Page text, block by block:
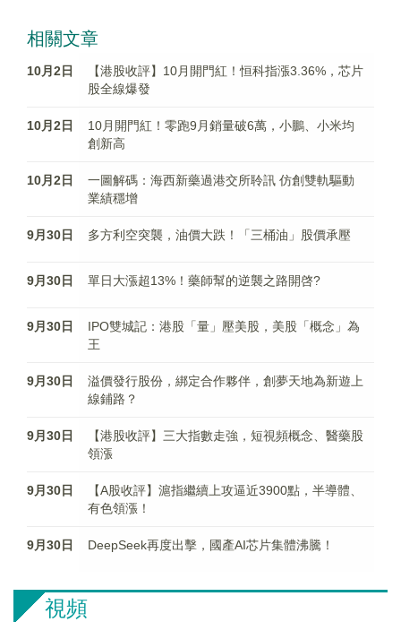
相關文章
10月2日
【港股收評】10月開門紅！恒科指漲3.36%，芯片
股全線爆發
10月2日
10月開門紅！零跑9月銷量破6萬，小鵬、小米均
創新高
10月2日
一圖解碼：海西新藥過港交所聆訊 仿創雙軌驅動
業績穩增
9月30日 多方利空突襲，油價大跌！「三桶油」股價承壓
9月30日 單日大漲超13%！藥師幫的逆襲之路開啓?
9月30日
IPO雙城記：港股「量」壓美股，美股「概念」為
王
9月30日
溢價發行股份，綁定合作夥伴，創夢天地為新遊上
線鋪路？
9月30日
【港股收評】三大指數走強，短視頻概念、醫藥股
領漲
9月30日
【A股收評】滬指繼續上攻逼近3900點，半導體、
有色領漲！
9月30日 DeepSeek再度出擊，國產AI芯片集體沸騰！
視頻